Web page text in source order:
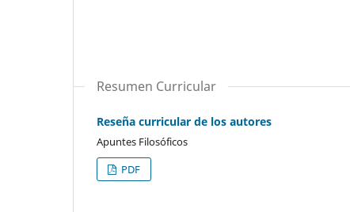
Resumen Curricular
Reseña curricular de los autores
Apuntes Filosóficos
PDF